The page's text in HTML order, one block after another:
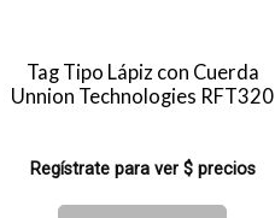
Tag Tipo Lápiz con Cuerda
Unnion Technologies RFT320
Regístrate para ver $ precios